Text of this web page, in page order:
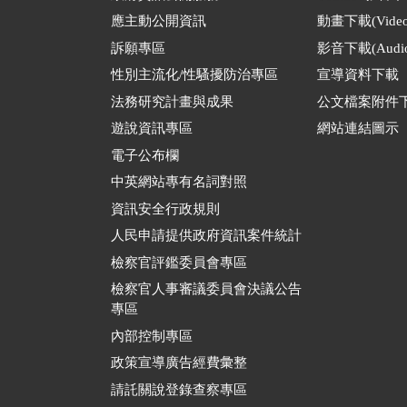
應主動公開資訊
訴願專區
性別主流化/性騷擾防治專區
法務研究計畫與成果
遊說資訊專區
電子公布欄
中英網站專有名詞對照
資訊安全行政規則
人民申請提供政府資訊案件統計
檢察官評鑑委員會專區
檢察官人事審議委員會決議公告
專區
內部控制專區
政策宣導廣告經費彙整
請託關說登錄查察專區
動畫下載
影音下載
宣導資料下載
公文檔案附件
網站連結圖示